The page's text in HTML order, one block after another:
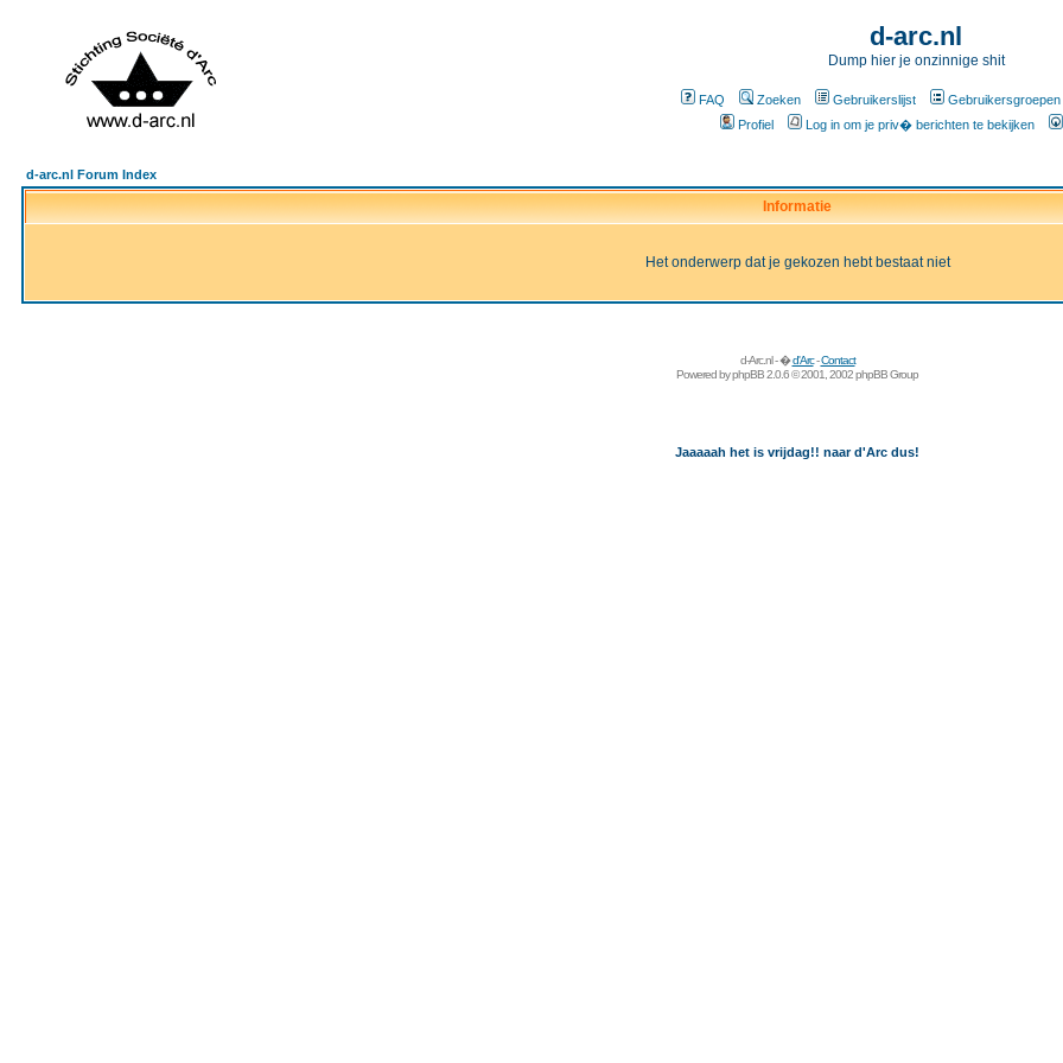
d-arc.nl
Dump hier je onzinnige shit
FAQ Zoeken Gebruikerslijst Gebruikersgroepen
Profiel
Log in om je priv� berichten te bekijken
d-arc.nl Forum Index
Informatie
Het onderwerp dat je gekozen hebt bestaat niet
d-Arc.nl - �d'Arc-Contact
Powered byphpBB2.0.6 © 2001, 2002 phpBB Group
Jaaaaah het is vrijdag!! naar d'Arc dus!